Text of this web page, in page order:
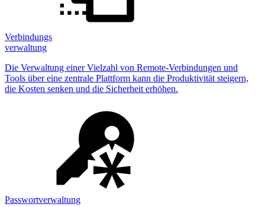
Verbindungs
verwaltung
Die Verwaltung einer Vielzahl von Remote-Verbindungen und
Tools über eine zentrale Plattform kann die Produktivität steigern,
die Kosten senken und die Sicherheit erhöhen.
Passwortverwaltung